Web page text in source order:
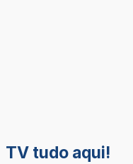
TV tudo aqui!